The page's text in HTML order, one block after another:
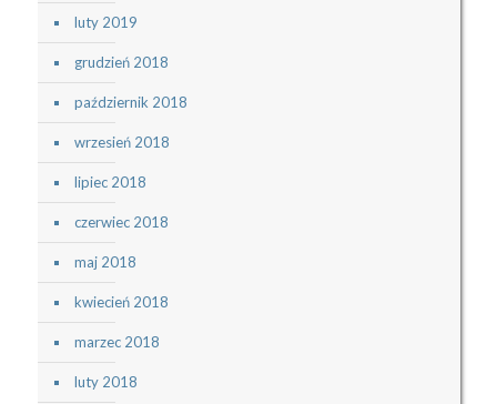
luty 2019
grudzień 2018
październik 2018
wrzesień 2018
lipiec 2018
czerwiec 2018
maj 2018
kwiecień 2018
marzec 2018
luty 2018